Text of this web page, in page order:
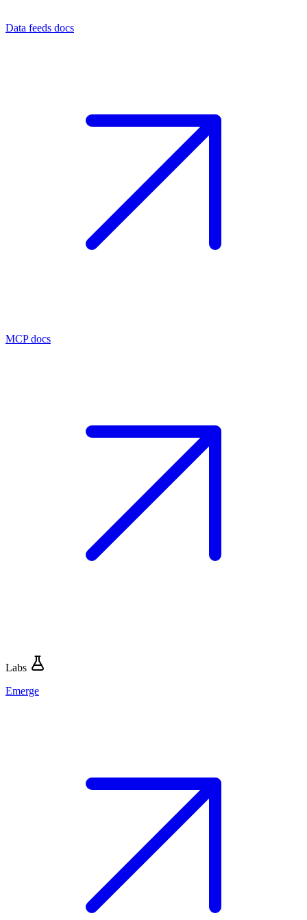
Data feeds docs
MCP docs
Labs
Emerge